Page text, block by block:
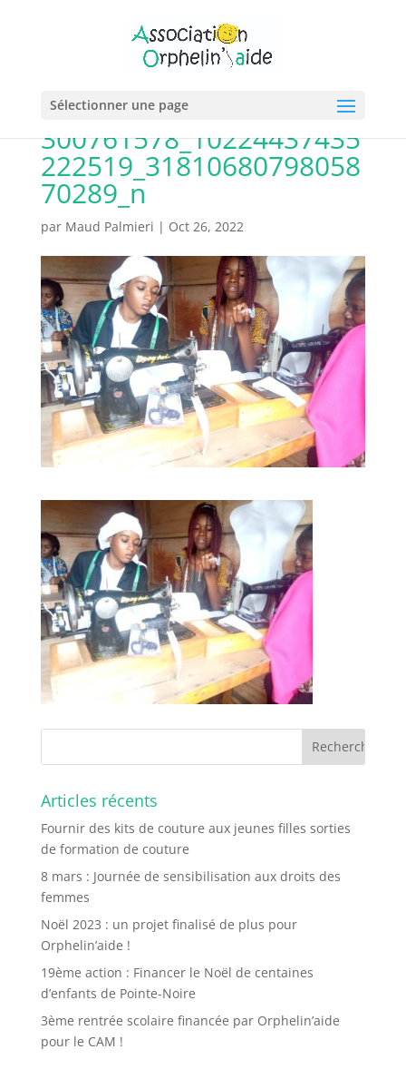
Sélectionner une page
300761578_10224437435
222519_31810680798058
70289_n
par Maud Palmieri | Oct 26, 2022
Articles récents
Fournir des kits de couture aux jeunes filles sorties
de formation de couture
8 mars : Journée de sensibilisation aux droits des
femmes
Noël 2023 : un projet finalisé de plus pour
Orphelin’aide !
19ème action : Financer le Noël de centaines
d’enfants de Pointe-Noire
3ème rentrée scolaire financée par Orphelin’aide
pour le CAM !